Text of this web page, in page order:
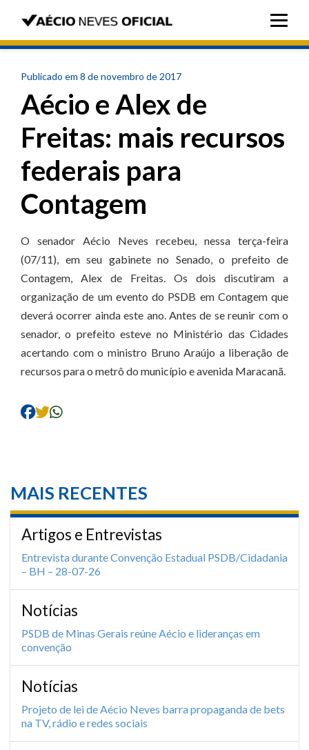
Publicado em 8 de novembro de 2017
Aécio e Alex de
Freitas: mais recursos
federais para
Contagem
O senador Aécio Neves recebeu, nessa terça-feira
(07/11), em seu gabinete no Senado, o prefeito de
Contagem, Alex de Freitas. Os dois discutiram a
organização de um evento do PSDB em Contagem que
deverá ocorrer ainda este ano. Antes de se reunir com o
senador, o prefeito esteve no Ministério das Cidades
acertando com o ministro Bruno Araújo a liberação de
recursos para o metrô do município e avenida Maracanã.
MAIS RECENTES
Artigos e Entrevistas
Entrevista durante Convenção Estadual PSDB/Cidadania
– BH – 28-07-26
Notícias
PSDB de Minas Gerais reúne Aécio e lideranças em
convenção
Notícias
Projeto de lei de Aécio Neves barra propaganda de bets
na TV, rádio e redes sociais